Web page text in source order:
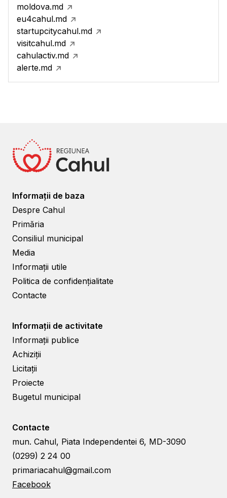
moldova.md
eu4cahul.md
startupcitycahul.md
visitcahul.md
cahulactiv.md
alerte.md
Informații de baza
Despre Cahul
Primăria
Consiliul municipal
Media
Informații utile
Politica de confidențialitate
Contacte
Informații de activitate
Informații publice
Achiziții
Licitații
Proiecte
Bugetul municipal
Contacte
mun. Cahul, Piata Independentei 6, MD-3090
(0299) 2 24 00
primariacahul@gmail.com
Facebook